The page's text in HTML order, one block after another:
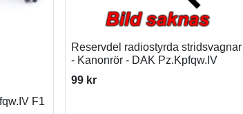
F1
Reservdel radiostyrda stridsvagnar
- Kanonrör - DAK Pz.Kpfqw.IV
99 kr